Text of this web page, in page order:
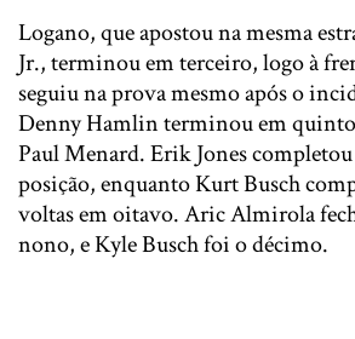
Logano, que apostou na mesma
Jr., terminou em terceiro, logo à
seguiu na prova mesmo após o
Denny Hamlin terminou em
Paul Menard. Erik Jones
posição, enquanto Kurt Busch
voltas em oitavo. Aric Almirola
nono, e Kyle Busch foi o décimo.